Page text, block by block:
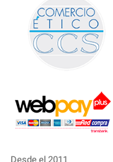
Desde el 2011